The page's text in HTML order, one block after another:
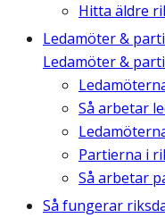
Hitta äldre
Ledamöter &
Ledamöter &
Så arbetar
Partierna i
Så arbetar
Så fungerar